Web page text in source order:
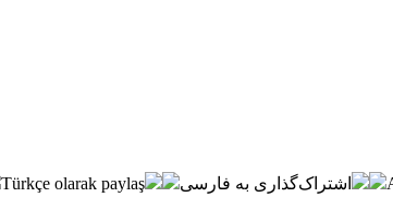
Türkçe olarak paylaş اشتراک‌گذاری به فارسی